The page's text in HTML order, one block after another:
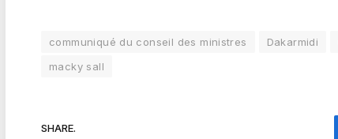
communiqué du conseil des ministres Dakarmidi
macky sall
SHARE.